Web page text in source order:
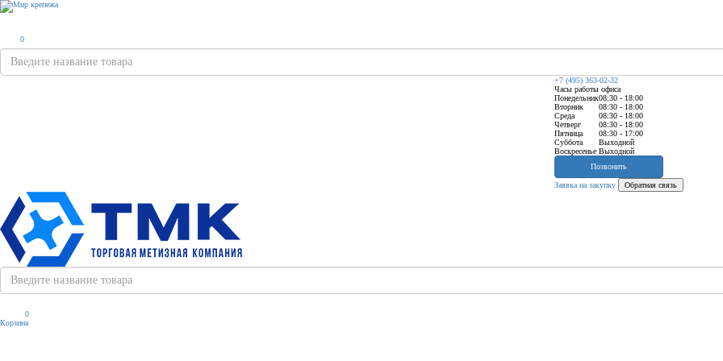
0
+7 (495) 363-02-32
Часы работы офиса
Понедельник08:30 - 18:00
Вторник
08:30 - 18:00
Среда
08:30 - 18:00
Четверг
08:30 - 18:00
Пятница
08:30 - 17:00
Суббота
Выходной
Воскресенье Выходной
Позвонить
Заявка на закупку Обратная связь
0
Корзина